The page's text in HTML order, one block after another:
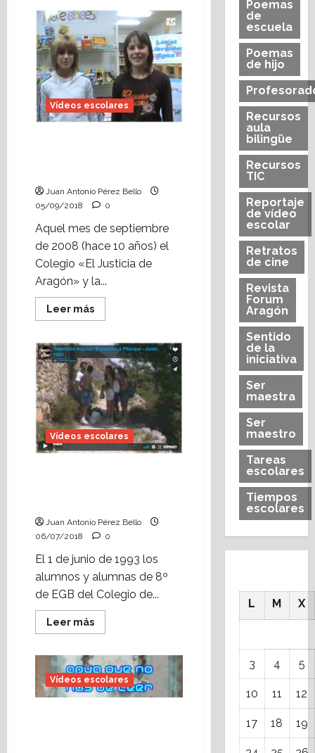
Vídeo
escolar:
reportaje
«Un
cuento
de
Navidad
en
el
colegio
de
Alcorisa»
Vídeos escolares
Juan Antonio Pérez Bello
05/09/2018
0
Aquel mes de septiembre
de 2008 (hace 10 años) el
Colegio «El Justicia de
Aragón» y la...
Leer másLeer
más
Vídeo
escolar:
Jornada
de
Páginas
Abiertas
(2008)
Vídeos escolares
Juan Antonio Pérez Bello
06/07/2018
0
El 1 de junio de 1993 los
alumnos y alumnas de 8º
de EGB del Colegio de...
Leer másLeer
más
Vídeo
escolar:
reportaje
de
una
Vídeos escolares
Poemas
de
escuela
Poemas
de hijo
Recursos
aula
bilingüe
Recursos
TIC
Reportaje
de vídeo
escolar
Retratos
de cine
Revista
Forum
Aragón
Sentido
de la
iniciativa
Ser
maestra
Ser
maestro
Tareas
escolares
Tiempos
escolares
L M X
3 4 5
10 11 12
17 18 19